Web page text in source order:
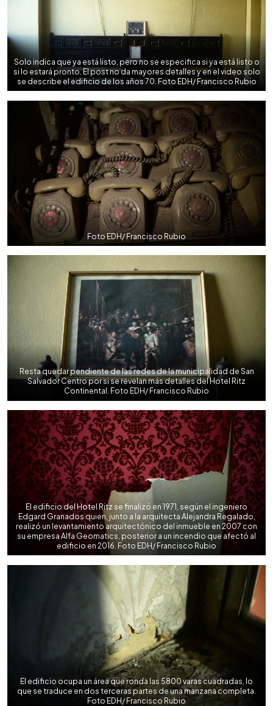
Solo indica que ya está listo, pero no se especifica si ya está listo o
si lo estará pronto. El post no da mayores detalles y en el video solo
se describe el edificio de los años 70. Foto EDH/ Francisco Rubio
Foto EDH/ Francisco Rubio
Resta quedar pendiente de las redes de la municipalidad de San
Salvador Centro por si se revelan más detalles del Hotel Ritz
Continental. Foto EDH/ Francisco Rubio
El edificio del Hotel Ritz se finalizó en 1971, según el ingeniero
Edgard Granados quien, junto a la arquitecta Alejandra Regalado,
realizó un levantamiento arquitectónico del inmueble en 2007 con
su empresa Alfa Geomatics, posterior a un incendio que afectó al
edificio en 2016. Foto EDH/ Francisco Rubio
El edificio ocupa un área que ronda las 5800 varas cuadradas, lo
que se traduce en dos terceras partes de una manzana completa.
Foto EDH/ Francisco Rubio